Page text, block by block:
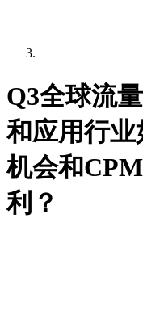
Q3全球流
和应用行
机会和
利？